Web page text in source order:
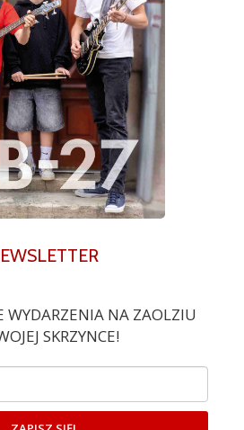
WYDARZENIA NA ZAOLZIU
SKRZYNCE!